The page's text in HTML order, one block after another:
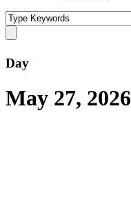
Day
May 27, 2026